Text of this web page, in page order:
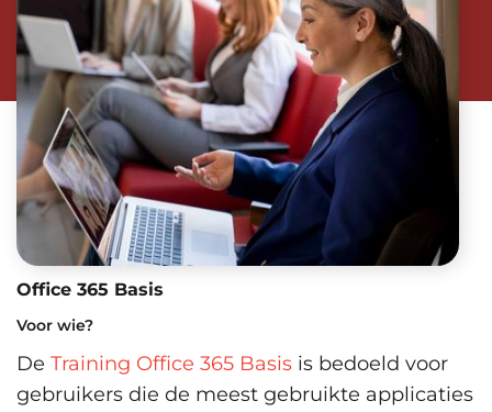
Office 365 Basis
Voor wie?
De Training Office 365 Basis is bedoeld voor
gebruikers die de meest gebruikte applicaties